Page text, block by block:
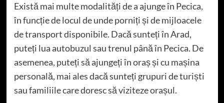
Există mai multe modalități de a ajunge în Pecica,
în funcție de locul de unde porniți și de mijloacele
de transport disponibile. Dacă sunteți în Arad,
puteți lua autobuzul sau trenul până în Pecica. De
asemenea, puteți să ajungeți în oraș și cu mașina
personală, mai ales dacă sunteți grupuri de turiști
sau familiile care doresc să viziteze orașul.